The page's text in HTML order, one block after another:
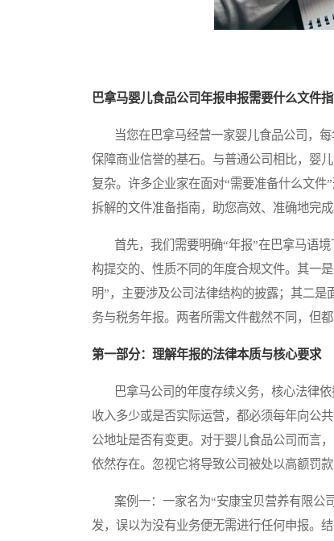
巴拿马婴儿食品公司年报申报需要什么文件
当您在巴拿马经营一家婴儿食品公司，每
保障商业信誉的基石。与普通公司相比，婴
复杂。许多企业家在面对“需要准备什么文
拆解的文件准备指南，助您高效、准确地完成
首先，我们需要明确“年报”在巴拿马语境
构提交的、性质不同的年度合规文件。其一
明”，主要涉及公司法律结构的披露；其二是
务与税务年报。两者所需文件截然不同，但
第一部分：理解年报的法律本质与核心要求
巴拿马公司的年度存续义务，核心法律依
收入多少或是否实际运营，都必须每年向公
公地址是否有变更。对于婴儿食品公司而言
依然存在。忽视它将导致公司被处以高额罚
案例一：一家名为“安康宝贝营养有限公
发，误以为没有业务便无需进行任何申报。